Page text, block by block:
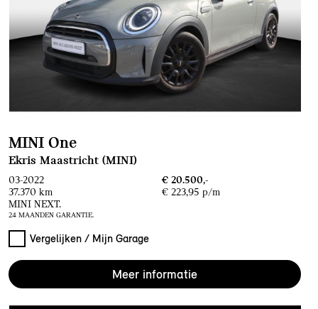
MINI One
Ekris Maastricht (MINI)
03-2022
€ 20.500,-
37.370 km
€ 223,95 p/m
MINI NEXT.
24 MAANDEN GARANTIE.
Vergelijken / Mijn Garage
Meer informatie